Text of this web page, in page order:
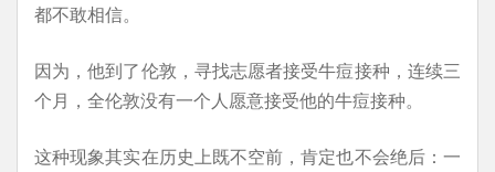
都不敢相信。
因为，他到了伦敦，寻找志愿者接受牛痘接种，连续三
个月，全伦敦没有一个人愿意接受他的牛痘接种。
这种现象其实在历史上既不空前，肯定也不会绝后：一